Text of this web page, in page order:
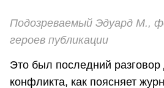
Подозреваемый Эдуард М.,
героев публикации
Это был последний разговор
конфликта, как поясняет